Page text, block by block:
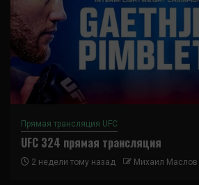
Прямая трансляция UFC
UFC 324 прямая трансляция
2 недели тому назад Михаил Маслов